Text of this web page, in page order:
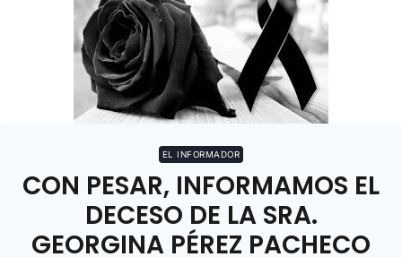
EL INFORMADOR
CON PESAR, INFORMAMOS EL
DECESO DE LA SRA.
GEORGINA PÉREZ PACHECO